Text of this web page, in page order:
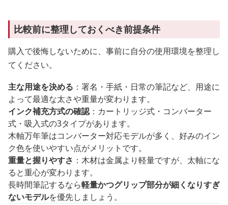
比較前に整理しておくべき前提条件
購入で後悔しないために、事前に自分の使用環境を整理し
てください。
主な用途を決める ：署名・手紙・日常の筆記など、用途に
よって最適な太さや重量が変わります。
インク補充方式の確認：カートリッジ式・コンバーター
式・吸入式の3タイプがあります。
木軸万年筆はコンバーター対応モデルが多く、好みのイン
ク色を使いやすい点がメリットです。
重量と握りやすさ ：木材は金属より軽量ですが、太軸にな
ると重心が変わります。
長時間筆記するなら軽量かつグリップ部分が細くなりすぎ
ないモデルを優先しましょう。